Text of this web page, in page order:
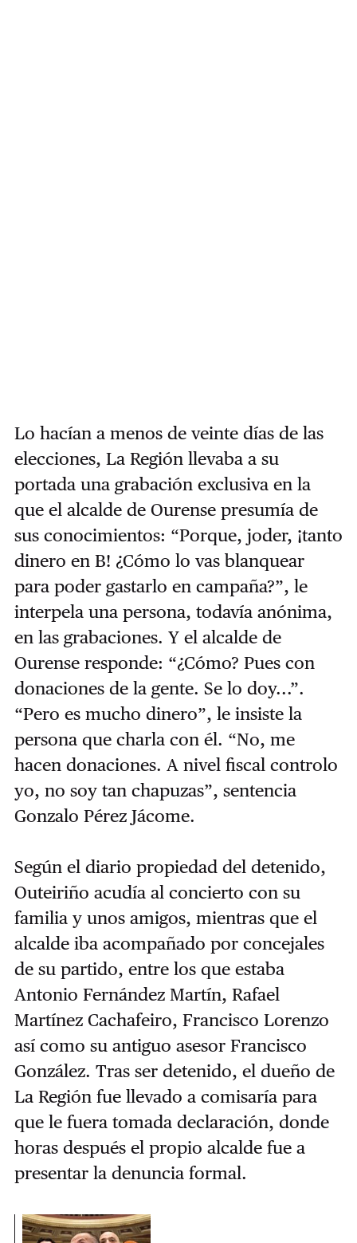
Lo hacían a menos de veinte días de las
elecciones, La Región llevaba a su
portada una grabación exclusiva en la
que el alcalde de Ourense presumía de
sus conocimientos: “Porque, joder, ¡tanto
dinero en B! ¿Cómo lo vas blanquear
para poder gastarlo en campaña?”, le
interpela una persona, todavía anónima,
en las grabaciones. Y el alcalde de
Ourense responde: “¿Cómo? Pues con
donaciones de la gente. Se lo doy...”.
“Pero es mucho dinero”, le insiste la
persona que charla con él. “No, me
hacen donaciones. A nivel fiscal controlo
yo, no soy tan chapuzas”, sentencia
Gonzalo Pérez Jácome.
Según el diario propiedad del detenido,
Outeiriño acudía al concierto con su
familia y unos amigos, mientras que el
alcalde iba acompañado por concejales
de su partido, entre los que estaba
Antonio Fernández Martín, Rafael
Martínez Cachafeiro, Francisco Lorenzo
así como su antiguo asesor Francisco
González. Tras ser detenido, el dueño de
La Región fue llevado a comisaría para
que le fuera tomada declaración, donde
horas después el propio alcalde fue a
presentar la denuncia formal.